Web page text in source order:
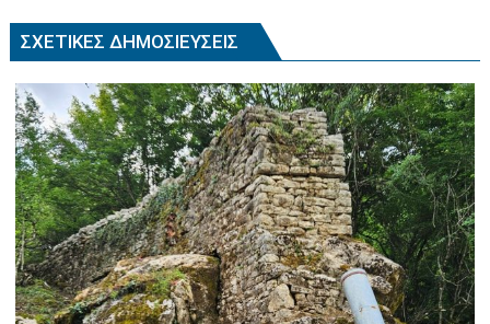
ΣΧΕΤΙΚΈΣ ΔΗΜΟΣΙΕΎΣΕΙΣ